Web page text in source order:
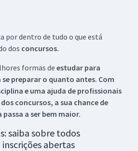
por dentro de tudo o que está
dos concursos.
formas de estudar para
preparar o quanto antes. Com
e uma ajuda de profissionais
concursos, a sua chance de
a ser bem maior.
saiba sobre todos
abertas